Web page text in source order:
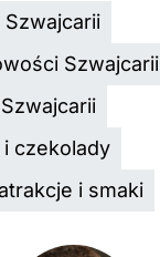
Szwajcarii
czekolady
i smaki